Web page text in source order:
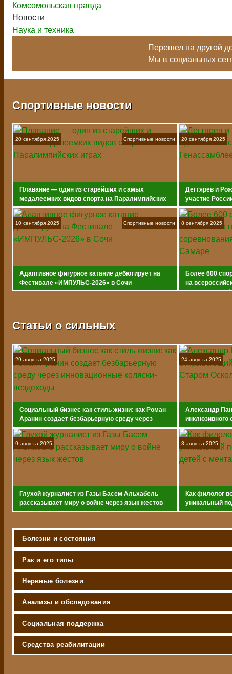
Комсомольская правда
Новости
Наука и техника
Перешел на другой
Мы в социальных
Спортивные новости
20 сентября 2025
Плавание — один из старейших и самых
медалеемких видов спорта на Паралимпийских
играх
Спортивные новости 20 сентября 2025
Дегтярев и
участие
10 сентября 2025
Адаптивное фигурное катание дебютирует на
Фестивале «ИМПУЛЬС-2026» в Сочи
Спортивные новости 8 сентября 2025
Более 600
на
адаптивному
Статьи о сильных
29 августа 2025
Социальный бизнес как стиль жизни: как Роман
Аранин создает безбарьерную среду через
инновационные коляски-вездеходы
24 августа 2025
Александр
инклюзивного
9 августа 2025
Глухой журналист из Газы Басем Альхабель
рассказывает миру о войне через язык жестов
3 августа 2025
Как филолог
уникальный
с
Болезни и состояния
Рак и его типы
Нервные болезни
Анализы и обследования
Социальная поддержка
Средства реабилитации